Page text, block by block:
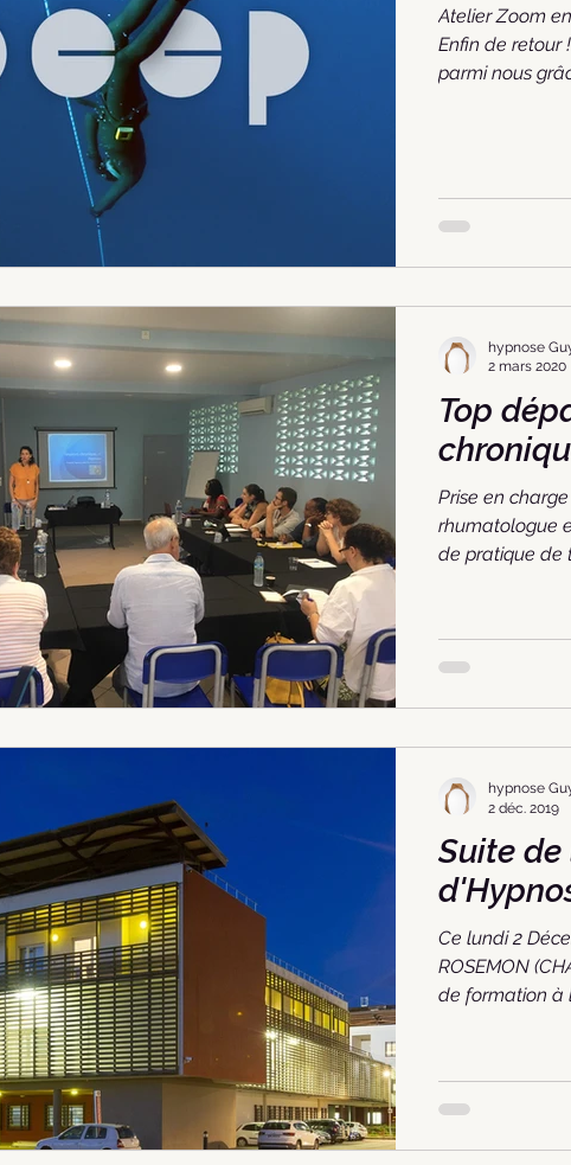
Atelier Zoom
Enfin de retour
parmi nous
Top
Prise en
rhumatologue
de pratique de
hypnose
2 mars 2020
Suite
Ce lundi 2
ROSEMON
de formation à
hypnose
2 déc. 2019